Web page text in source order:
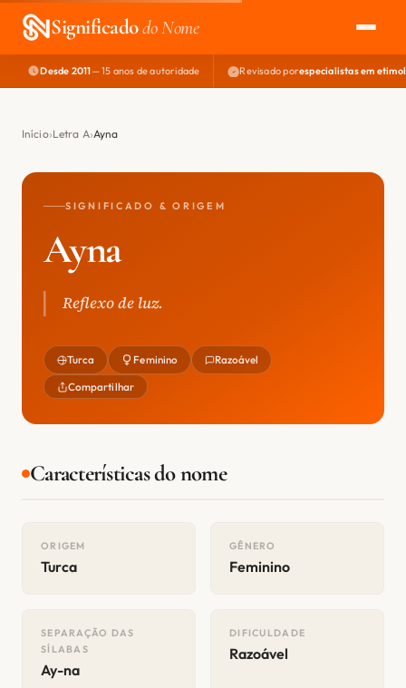
Significadodo Nome
EXPLORAR
NOME PERFEITO
Desde 2011— 15 anos de autoridade Revisado porespecialistas em
Início Letra A Ayna
SIGNIFICADO & ORIGEM
Ayna
Reflexo de luz.
Turca Feminino Razoável
Compartilhar
Características do nome
ORIGEM
Turca
GÊNERO
Feminino
SEPARAÇÃO DAS
SÍLABAS
Ay-na
DIFICULDADE
Razoável